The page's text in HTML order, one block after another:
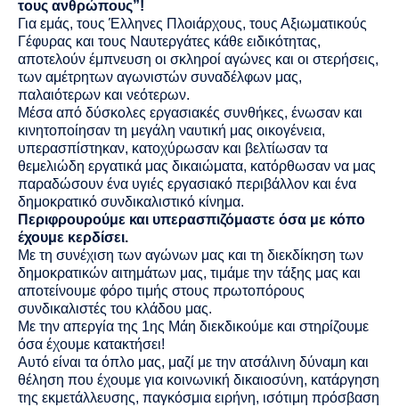
τους ανθρώπους”!
Για εμάς, τους Έλληνες Πλοιάρχους, τους Αξιωματικούς
Γέφυρας και τους Ναυτεργάτες κάθε ειδικότητας,
αποτελούν έμπνευση οι σκληροί αγώνες και οι στερήσεις,
των αμέτρητων αγωνιστών συναδέλφων μας,
παλαιότερων και νεότερων.
Μέσα από δύσκολες εργασιακές συνθήκες, ένωσαν και
κινητοποίησαν τη μεγάλη ναυτική μας οικογένεια,
υπερασπίστηκαν, κατοχύρωσαν και βελτίωσαν τα
θεμελιώδη εργατικά μας δικαιώματα, κατόρθωσαν να μας
παραδώσουν ένα υγιές εργασιακό περιβάλλον και ένα
δημοκρατικό συνδικαλιστικό κίνημα.
Περιφρουρούμε και υπερασπιζόμαστε όσα με κόπο
έχουμε κερδίσει.
Με τη συνέχιση των αγώνων μας και τη διεκδίκηση των
δημοκρατικών αιτημάτων μας, τιμάμε την τάξης μας και
αποτείνουμε φόρο τιμής στους πρωτοπόρους
συνδικαλιστές του κλάδου μας.
Με την απεργία της 1ης Μάη διεκδικούμε και στηρίζουμε
όσα έχουμε κατακτήσει!
Αυτό είναι τα όπλο μας, μαζί με την ατσάλινη δύναμη και
θέληση που έχουμε για κοινωνική δικαιοσύνη, κατάργηση
της εκμετάλλευσης, παγκόσμια ειρήνη, ισότιμη πρόσβαση